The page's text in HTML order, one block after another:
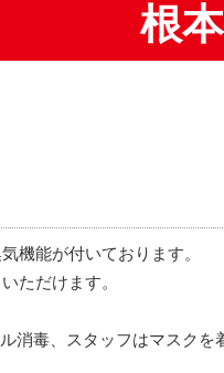
根
機能が付いております。
ただけます。
消毒、スタッフはマスクを